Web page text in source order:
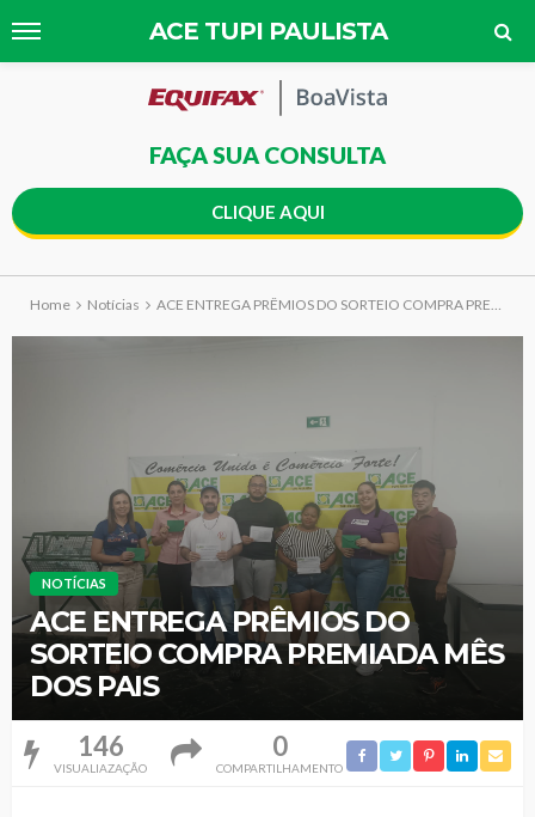
ACE TUPI PAULISTA
FAÇA SUA CONSULTA
CLIQUE AQUI
Home Notícias ACE ENTREGA PRÊMIOS DO SORTEIO COMPRA PREMIADA MÊS DOS PAIS
NOTÍCIAS
ACE ENTREGA PRÊMIOS DO
SORTEIO COMPRA PREMIADA MÊS
DOS PAIS
146
VISUALIAZAÇÃO
0
COMPARTILHAMENTO